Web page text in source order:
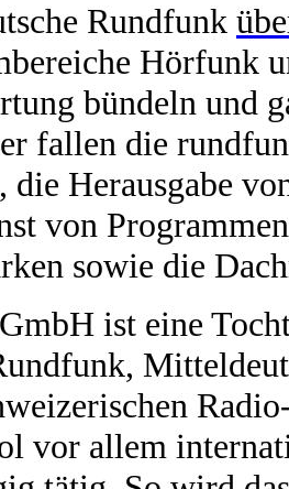
Rundfunk
Hörfunk
bündeln und
fallen die
die Herausgabe
von
sowie die
ist eine
vor allem